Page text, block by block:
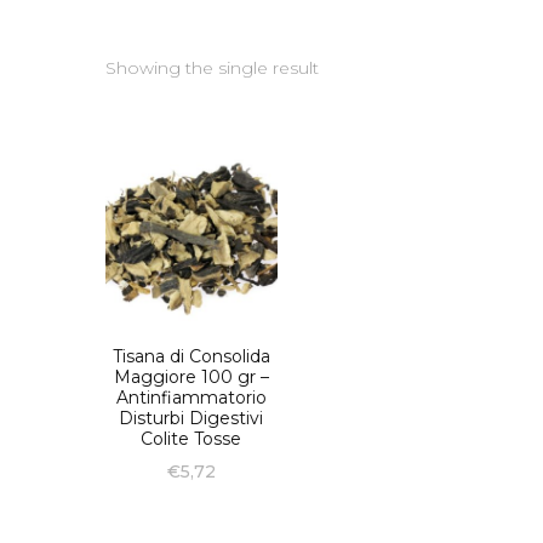
Showing the single result
Tisana di Consolida
Maggiore 100 gr –
Antinfiammatorio
Disturbi Digestivi
Colite Tosse
€5,72